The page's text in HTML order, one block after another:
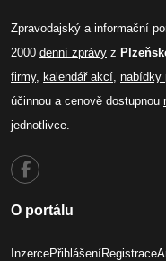
Zpravodajský a informační
2000 denní zprávy z
firmy, kalendář akcí, nabídky
účinnou a cenově dostupnou
jednotlivce.
O portálu
InzercePřihlášeníRegistrace